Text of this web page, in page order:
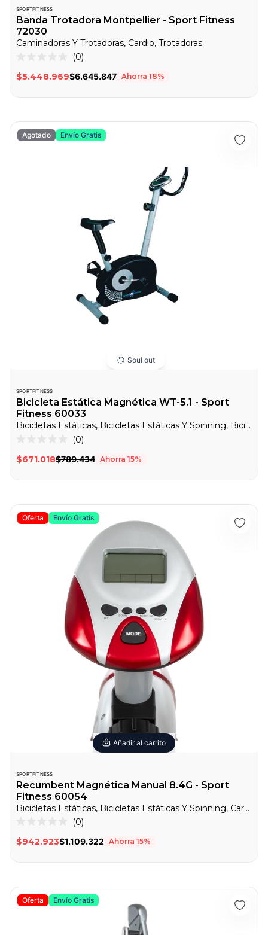
SPORTFITNESS
Banda Trotadora Montpellier - Sport Fitness
72030
Caminadoras Y Trotadoras, Cardio, Trotadoras
0
de
estrellas
0
$5.448.969$6.645.847 Ahorra 18%
Bicicleta Estática Magnética WT-5.1 - Sport Fitness 60033
Agotado Envío Gratis
Soul out
SPORTFITNESS
Bicicleta Estática Magnética WT-5.1 - Sport
Fitness 60033
Bicicletas Estáticas, Bicicletas Estáticas Y Spinning, Bicicletas Spinning
0
de
estrellas
0
$671.018$789.434 Ahorra 15%
Recumbent Magnética Manual 8.4G - Sport Fitness 60054
Oferta Envío Gratis
Añadir al carrito
SPORTFITNESS
Recumbent Magnética Manual 8.4G - Sport
Fitness 60054
Bicicletas Estáticas, Bicicletas Estáticas Y Spinning, Cardio
0
de
estrellas
0
$942.923$1.109.322 Ahorra 15%
RECUMBENT MAGNÉTICA KRANK CYCLE - 70306
Oferta Envío Gratis